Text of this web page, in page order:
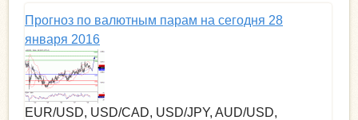
Прогноз по валютным парам на сегодня 28
января 2016
EUR/USD, USD/CAD, USD/JPY, AUD/USD,